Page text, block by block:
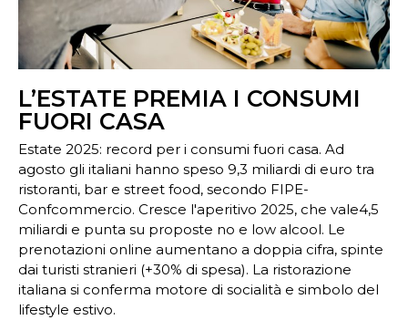
L’ESTATE PREMIA I CONSUMI
FUORI CASA
Estate 2025: record per i consumi fuori casa. Ad
agosto gli italiani hanno speso 9,3 miliardi di euro tra
ristoranti, bar e street food, secondo FIPE-
Confcommercio. Cresce l'aperitivo 2025, che vale4,5
miliardi e punta su proposte no e low alcool. Le
prenotazioni online aumentano a doppia cifra, spinte
dai turisti stranieri (+30% di spesa). La ristorazione
italiana si conferma motore di socialità e simbolo del
lifestyle estivo.